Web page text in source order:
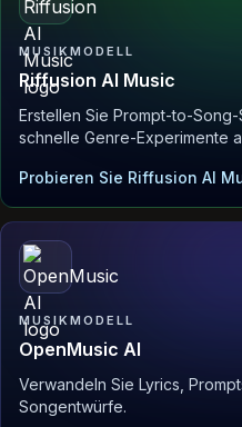
MUSIKMODELL
Riffusion AI Music
Erstellen Sie Prompt-to-
schnelle Genre-Experimente
Probieren Sie Riffusion AI
MUSIKMODELL
OpenMusic AI
Verwandeln Sie Lyrics,
Songentwürfe.